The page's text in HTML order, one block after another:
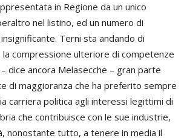
in Regione da un unico
nel listino, ed un numero di
Terni sta andando di
compressione ulteriore di competenze
dice ancora Melasecche – gran parte
di maggioranza che ha preferito sempre
carriera politica agli interessi legittimi di
che contribuisce con le sue industrie,
nonostante tutto, a tenere in media il